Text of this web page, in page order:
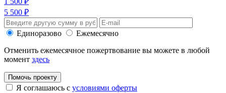
5 500 ₽
Единоразово
Ежемесячно
Отменить ежемесячное пожертвование вы можете в любой
момент здесь
Помочь проекту
Я соглашаюсь с условиями оферты